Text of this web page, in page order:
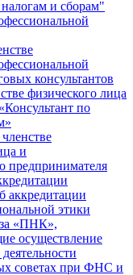
и сборам"
консультантов
физического лица
по
и
предпринимателя
аккредитации
этики
«ПНК»,
осуществление
советах при ФНС и